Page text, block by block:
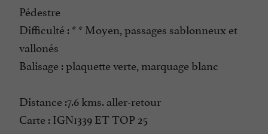
Pédestre
Difficulté : * * Moyen, passages sablonneux et
vallonés
Balisage : plaquette verte, marquage blanc
Distance :7.6 kms. aller-retour
Carte : IGN1339 ET TOP 25